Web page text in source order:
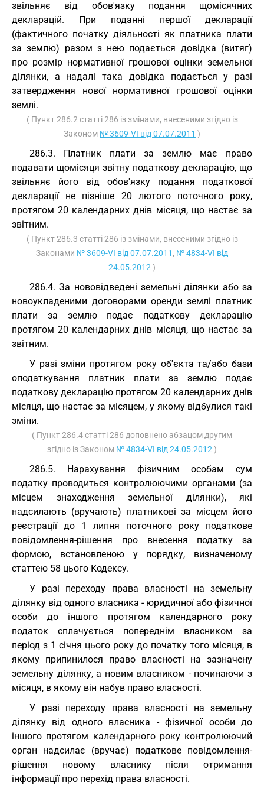
звільняє від обов'язку подання щомісячних
декларацій. При поданні першої декларації
(фактичного початку діяльності як платника плати
за землю) разом з нею подається довідка (витяг)
про розмір нормативної грошової оцінки земельної
ділянки, а надалі така довідка подається у разі
затвердження нової нормативної грошової оцінки
землі.
( Пункт 286.2 статті 286 із змінами, внесеними згідно із
Законом № 3609-VI від 07.07.2011 )
286.3. Платник плати за землю має право
подавати щомісяця звітну податкову декларацію, що
звільняє його від обов'язку подання податкової
декларації не пізніше 20 лютого поточного року,
протягом 20 календарних днів місяця, що настає за
звітним.
( Пункт 286.3 статті 286 із змінами, внесеними згідно із
Законами № 3609-VI від 07.07.2011 , № 4834-VI від
24.05.2012 )
286.4. За нововідведені земельні ділянки або за
новоукладеними договорами оренди землі платник
плати за землю подає податкову декларацію
протягом 20 календарних днів місяця, що настає за
звітним.
У разі зміни протягом року об'єкта та/або бази
оподаткування платник плати за землю подає
податкову декларацію протягом 20 календарних днів
місяця, що настає за місяцем, у якому відбулися такі
зміни.
( Пункт 286.4 статті 286 доповнено абзацом другим
згідно із Законом № 4834-VI від 24.05.2012 )
286.5. Нарахування фізичним особам сум
податку проводиться контролюючими органами (за
місцем знаходження земельної ділянки), які
надсилають (вручають) платникові за місцем його
реєстрації до 1 липня поточного року податкове
повідомлення-рішення про внесення податку за
формою, встановленою у порядку, визначеному
статтею 58 цього Кодексу.
У разі переходу права власності на земельну
ділянку від одного власника - юридичної або фізичної
особи до іншого протягом календарного року
податок сплачується попереднім власником за
період з 1 січня цього року до початку того місяця, в
якому припинилося право власності на зазначену
земельну ділянку, а новим власником - починаючи з
місяця, в якому він набув право власності.
У разі переходу права власності на земельну
ділянку від одного власника - фізичної особи до
іншого протягом календарного року контролюючий
орган надсилає (вручає) податкове повідомлення-
рішення новому власнику після отримання
інформації про перехід права власності.